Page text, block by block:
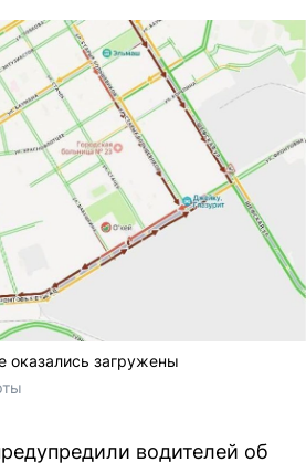
оказались загружены
водителей об